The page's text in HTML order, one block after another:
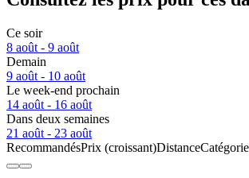
Ce soir
8 août - 9 août
Demain
9 août - 10 août
Le week-end prochain
14 août - 16 août
Dans deux semaines
21 août - 23 août
RecommandésPrix (croissant)Distance